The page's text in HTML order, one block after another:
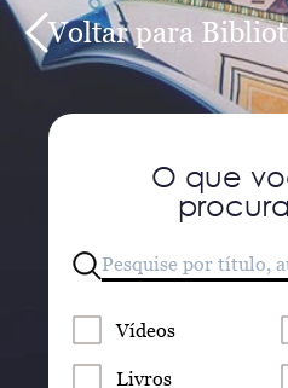
Voltar para
O que
Vídeos
Livros